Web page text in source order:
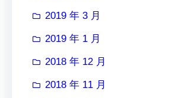
2019 年 3 月
2019 年 1 月
2018 年 12 月
2018 年 11 月